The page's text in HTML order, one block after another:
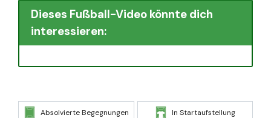
Dieses Fußball-Video könnte dich
interessieren:
Absolvierte Begegnungen In Startaufstellung